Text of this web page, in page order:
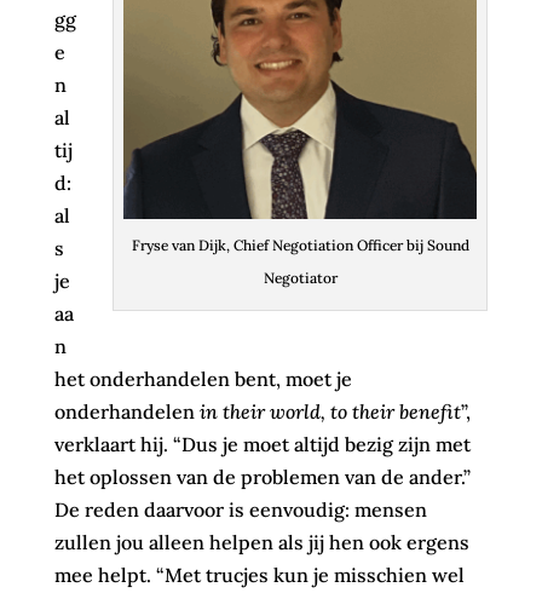
Fryse van Dijk, Chief Negotiation Officer bij Sound
Negotiator
gg
e
n
al
tij
d:
al
s
je
aa
n
het onderhandelen bent, moet je
onderhandelen in their world, to their benefit”,
verklaart hij. “Dus je moet altijd bezig zijn met
het oplossen van de problemen van de ander.”
De reden daarvoor is eenvoudig: mensen
zullen jou alleen helpen als jij hen ook ergens
mee helpt. “Met trucjes kun je misschien wel